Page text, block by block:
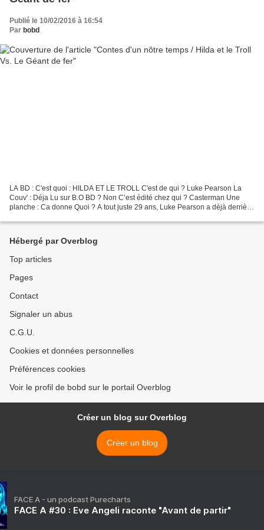
Publié le 10/02/2016 à 16:54
Par bobd
LA BD : C'est quoi : HILDA ET LE TROLL C'est de qui ? Luke Pearson La
Couv' : Déja Lu sur B.O BD ? Non C’est édité chez qui ? Casterman Une
planche : Ca donne Quoi ? A tout juste 29 ans, Luke Pearson a déjà derrière
Hébergé par Overblog
Top articles
Pages
Contact
Signaler un abus
C.G.U.
Cookies et données personnelles
Préférences cookies
Voir le profil de bobd sur le portail Overblog
Créer un blog sur Overblog
Créer un blog
FACE A - un podcast Purecharts
FACE A #30 : Eve Angeli raconte "Avant de partir"